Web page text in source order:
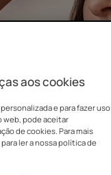
aos cookies
e para fazer uso
web, pode aceitar
de cookies. Para mais
ler a nossa política de